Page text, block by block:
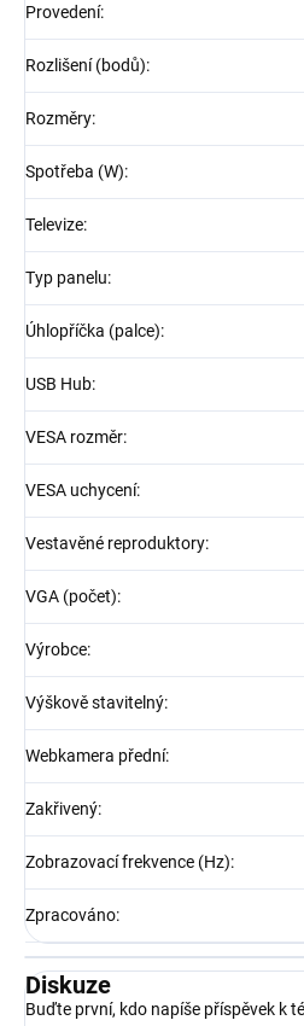
Provedení:
Rozlišení (bodů):
Rozměry:
Spotřeba (W):
Televize:
Typ panelu:
Úhlopříčka (palce):
USB Hub:
VESA rozměr:
VESA uchycení:
Vestavěné reproduktory:
VGA (počet):
Výrobce:
Výškově stavitelný:
Webkamera přední:
Zakřivený:
Zobrazovací frekvence (Hz):
Zpracováno:
Diskuze
Buďte první, kdo napíše příspěvek k